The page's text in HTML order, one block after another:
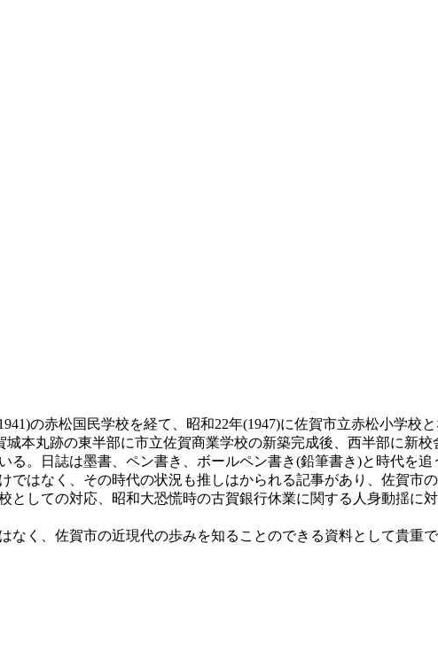
の赤松国民学校を経て、昭和22年(1947)に佐賀市立赤松小学
本丸跡の東半部に市立佐賀商業学校の新築完成後、西半部に新校
る。日誌は墨書、ペン書き、ボールペン書き(鉛筆書き)と時代を
はなく、その時代の状況も推しはかられる記事があり、佐賀市
しての対応、昭和大恐慌時の古賀銀行休業に関する人身動揺に
く、佐賀市の近現代の歩みを知ることのできる資料として貴重で